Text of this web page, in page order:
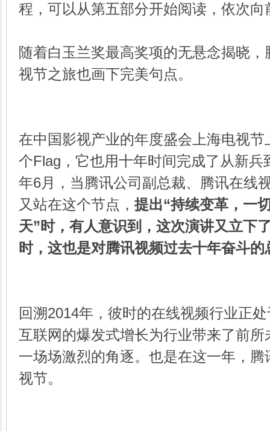
程，可以从第五部分开始阅读，依次
随着白玉兰奖最高奖项的无悬念揭晓
视节之旅也画下完美句点。
在中国影视产业的年度盛会上海电视
个Flag，它也用十年时间完成了从新兵
年6月，当腾讯公司副总裁、腾讯在线
又站在这个节点， 提出“持续变革，一
天”时，有人意识到，这次演讲又立下
时，这也是对腾讯视频过去十年奋斗的
回溯2014年，彼时的在线视频行业正
互联网的爆发式增长为行业带来了前
一场场激烈的角逐。也是在这一年，
视节。